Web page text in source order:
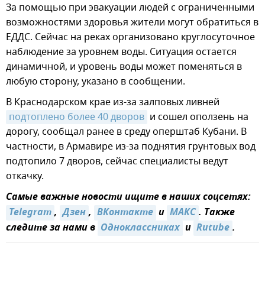
За помощью при эвакуации людей с ограниченными
возможностями здоровья жители могут обратиться в
ЕДДС. Сейчас на реках организовано круглосуточное
наблюдение за уровнем воды. Ситуация остается
динамичной, и уровень воды может поменяться в
любую сторону, указано в сообщении.
В Краснодарском крае из-за залповых ливней
подтоплено более 40 дворов и сошел оползень на
дорогу, сообщал ранее в среду оперштаб Кубани. В
частности, в Армавире из-за поднятия грунтовых вод
подтопило 7 дворов, сейчас специалисты ведут
откачку.
Самые важные новости ищите в наших соцсетях:
Telegram, Дзен, ВКонтакте и MAКС. Также
следите за нами в Одноклассниках и Rutube.